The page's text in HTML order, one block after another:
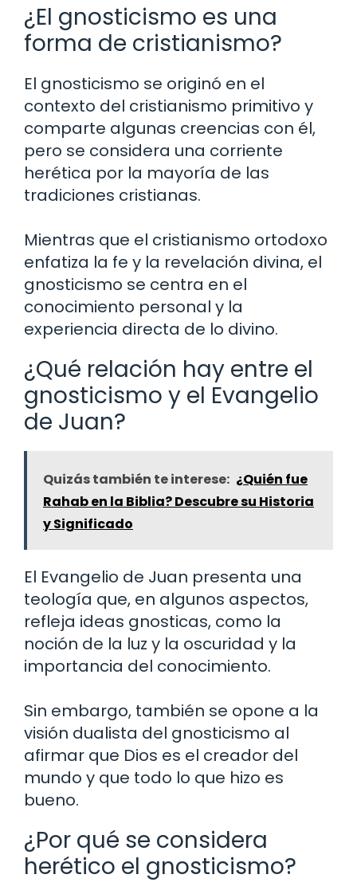
¿El gnosticismo es una
forma de cristianismo?
El gnosticismo se originó en el
contexto del cristianismo primitivo y
comparte algunas creencias con él,
pero se considera una corriente
herética por la mayoría de las
tradiciones cristianas.
Mientras que el cristianismo ortodoxo
enfatiza la fe y la revelación divina, el
gnosticismo se centra en el
conocimiento personal y la
experiencia directa de lo divino.
¿Qué relación hay entre el
gnosticismo y el Evangelio
de Juan?
Quizás también te interese: ¿Quién fue
Rahab en la Biblia? Descubre su Historia
y Significado
El Evangelio de Juan presenta una
teología que, en algunos aspectos,
refleja ideas gnosticas, como la
noción de la luz y la oscuridad y la
importancia del conocimiento.
Sin embargo, también se opone a la
visión dualista del gnosticismo al
afirmar que Dios es el creador del
mundo y que todo lo que hizo es
bueno.
¿Por qué se considera
herético el gnosticismo?